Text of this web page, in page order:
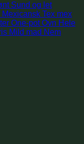
Sund og let
Mexicansk Tex mex
One-pot Ovn Hele
Mild mad Nem